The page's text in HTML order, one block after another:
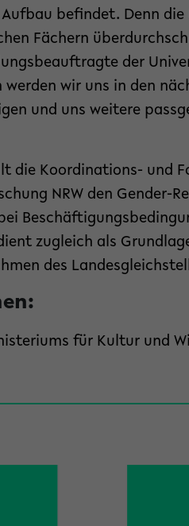
befindet. Denn
Fächern
der
wir uns in den
und uns weitere
die Koordinations- und
NRW den Gender-
zugleich als
des
für Kultur und